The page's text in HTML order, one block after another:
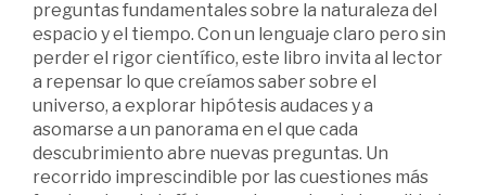
preguntas fundamentales sobre la naturaleza del
espacio y el tiempo. Con un lenguaje claro pero sin
perder el rigor científico, este libro invita al lector
a repensar lo que creíamos saber sobre el
universo, a explorar hipótesis audaces y a
asomarse a un panorama en el que cada
descubrimiento abre nuevas preguntas. Un
recorrido imprescindible por las cuestiones más